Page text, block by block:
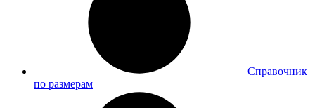
Справочник
по размерам